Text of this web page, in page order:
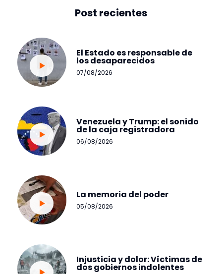
Post recientes
El Estado es responsable de
los desaparecidos
07/08/2026
Venezuela y Trump: el sonido
de la caja registradora
06/08/2026
La memoria del poder
05/08/2026
Injusticia y dolor: Víctimas de
dos gobiernos indolentes